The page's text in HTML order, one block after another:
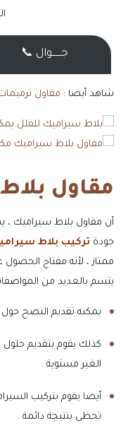
جــــــوال 📞
شاهد أيضا : مقاول
مقاول
أن مقاول بلاط سيراميك ،
جودة تركيب بلاط
ممتاز ، لأنه مفتاح
يتسم بالعديد من
يمكنه تقديم النصح
كذلك يقوم بتقديم
الغير مستوية .
أيضا يقوم بتركيب
تحظى بنتيجة دائمة .